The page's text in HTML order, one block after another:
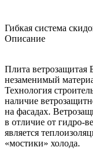
Гибкая система
Описание
Плита ветрозащитая
незаменимый
Технология
наличие
на фасадах.
в отличие от гидро-
является
«мостики» холода.